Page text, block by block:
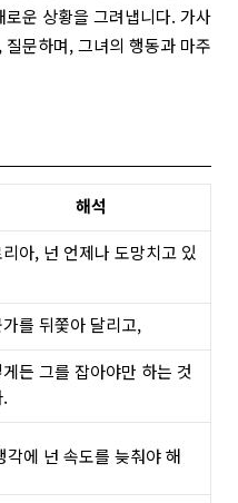
운 상황을 그려냅니다. 가사
문하며, 그녀의 행동과 마주
해석
아, 넌 언제나 도망치고 있
를 뒤쫓아 달리고,
든 그를 잡아야만 하는 것
각에 넌 속도를 늦춰야 해